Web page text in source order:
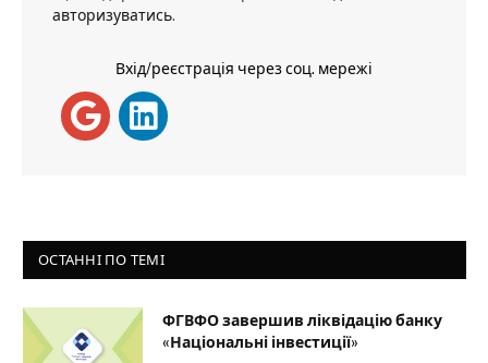
авторизуватись.
Вхід/реєстрація через соц. мережі
ОСТАННІ ПО ТЕМІ
ФГВФО завершив ліквідацію банку
«Національні інвестиції»